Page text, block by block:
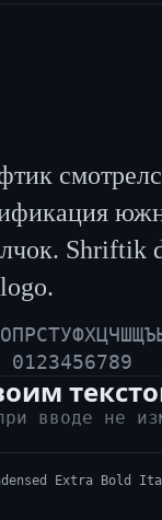
Shriftik
0123456789
вводе не
Extra Bold